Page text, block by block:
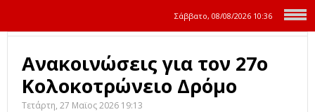
Σάββατο, 08/08/2026 10:36
Ανακοινώσεις για τον 27ο
Κολοκοτρώνειο Δρόμο
Τετάρτη, 27 Μαϊος 2026 19:13